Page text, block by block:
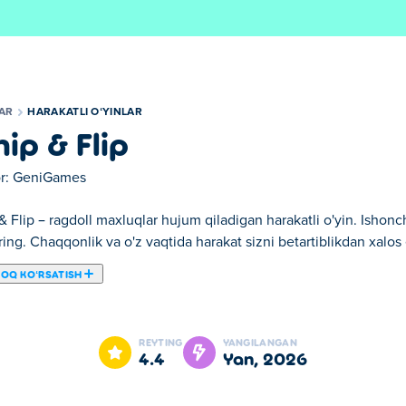
HARAKATLI OʻYINLAR
& Flip
GeniGames
Flip – ragdoll maxluqlar hujum qiladigan harakatli o'yin.
Chaqqonlik va o'z vaqtida harakat sizni betartiblikdan xalos
KOʻRSATISH
qamchilab, ag'darib va sindirib tashlaydigan jangovar o'yin!
va reflekslar muhimdir. Eng zo'r jang ustasi bo'lish uchun
REYTING
4.4
YANGILANGAN
yan, 2026